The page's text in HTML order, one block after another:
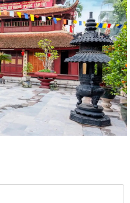
NGHỊ GIAO BAN THƯỜNG TRỰC
THỰC HIỆN NGHỊ QUYẾT SỐ
100 NGÀY VỀ...
TRỰC TUYẾN VỀ TRIỂN KHAI
CHÍNH VÀ...
CỜ THÁNG 8 VÀ SINH HOẠT
hành chính nội bộ được sửa đổi,